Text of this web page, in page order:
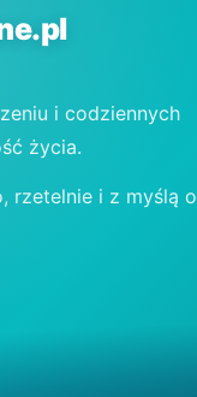
i codziennych
życia.
rzetelnie i z myślą o